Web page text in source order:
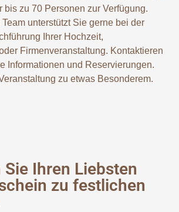
bis zu 70 Personen zur Verfügung.
unterstützt Sie gerne bei der
Ihrer Hochzeit,
Firmenveranstaltung. Kontaktieren
Informationen und Reservierungen.
zu etwas Besonderem.
Ihren Liebsten
zu festlichen